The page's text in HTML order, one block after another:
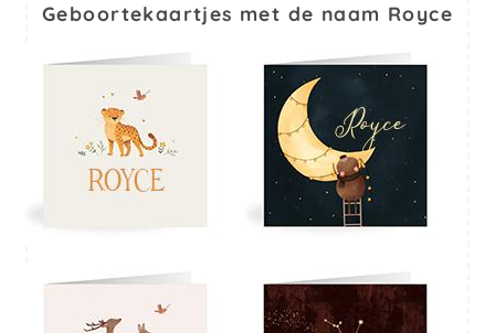
Geboortekaartjes met de naam Royce